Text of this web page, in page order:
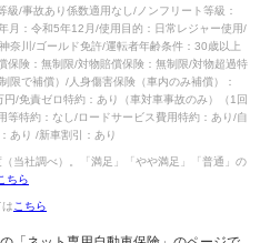
/事故あり係数適用なし/ノンフリート等級：
月：令和5年12月/使用目的：日常レジャー使用/
奈川/ゴールド免許/運転者年齢条件：30歳以上
険：無制限/対物賠償保険：無制限/対物超過特
限で補償）/人身傷害保険（車内のみ補償）：
/免責ゼロ特約：あり（車対車事故のみ）（1回
特約：なし/ロードサービス費用特約：あり/自
あり /新車割引：あり
社調べ）。「満足」「やや満足」「普通」の
ちら
こちら